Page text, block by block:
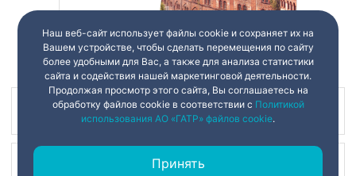
Наш канал в
Наш канал в
Наш веб-сайт использует файлы cookie и сохраняет их на
Вашем устройстве, чтобы сделать перемещения по сайту
более удобными для Вас, а также для анализа статистики
сайта и содействия нашей маркетинговой деятельности.
Продолжая просмотр этого сайта, Вы соглашаетесь на
обработку файлов cookie в соответствии с Политикой
использования АО «ГАТР» файлов cookie.
Принять